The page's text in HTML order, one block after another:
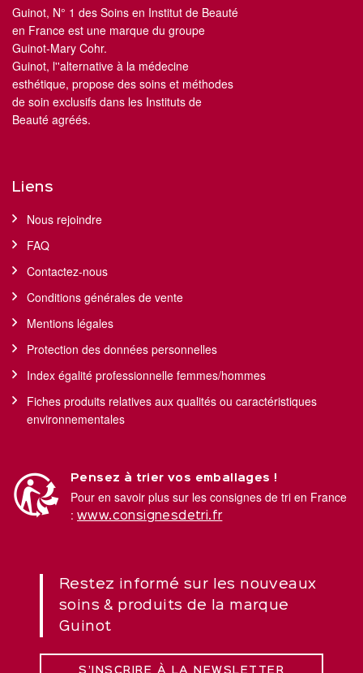
Guinot, N° 1 des Soins en Institut de Beauté
en France est une marque du groupe
Guinot-Mary Cohr.
Guinot, l''alternative à la médecine
esthétique, propose des soins et méthodes
de soin exclusifs dans les Instituts de
Beauté agréés.
Liens
Nous rejoindre
FAQ
Contactez-nous
Conditions générales de vente
Mentions légales
Protection des données personnelles
Index égalité professionnelle femmes/hommes
Fiches produits relatives aux qualités ou caractéristiques
environnementales
Pensez à trier vos emballages !
Pour en savoir plus sur les consignes de tri en France
: www.consignesdetri.fr
Restez informé sur les nouveaux
soins & produits de la marque
Guinot
S’INSCRIRE À LA NEWSLETTER